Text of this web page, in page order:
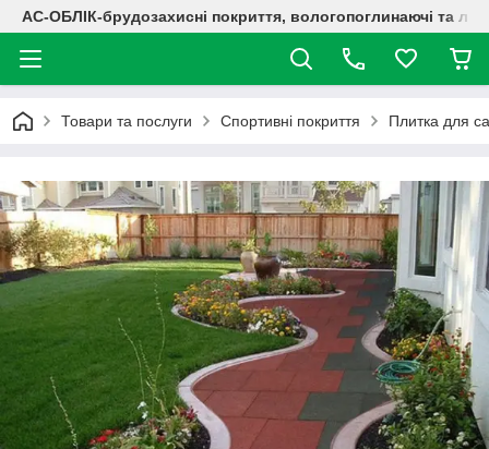
АС-ОБЛІК-брудозахисні покриття, вологопоглинаючі та
Товари та послуги Спортивні покриття Плитка для